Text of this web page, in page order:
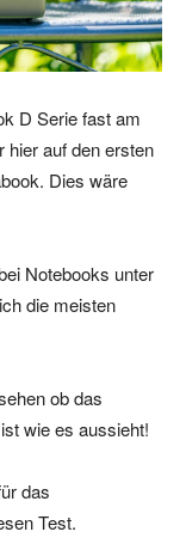
D Serie fast am
hier auf den ersten
Dies wäre
Notebooks unter
die meisten
ob das
wie es aussieht!
das
Test.